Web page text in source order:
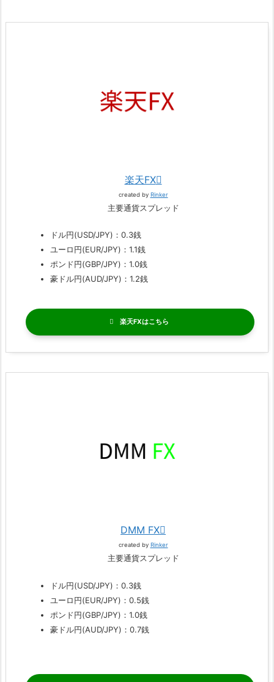
楽天FX
created by Rinker
主要通貨スプレッド
ドル円(USD/JPY)：0.3銭
ユーロ円(EUR/JPY)：1.1銭
ポンド円(GBP/JPY)：1.0銭
豪ドル円(AUD/JPY)：1.2銭
楽天FX
DMM FX
created by Rinker
主要通貨スプレッド
ドル円(USD/JPY)：0.3銭
ユーロ円(EUR/JPY)：0.5銭
ポンド円(GBP/JPY)：1.0銭
豪ドル円(AUD/JPY)：0.7銭